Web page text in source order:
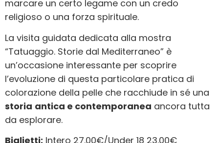
marcare un certo legame con un credo
religioso o una forza spirituale.
La visita guidata dedicata alla mostra
“Tatuaggio. Storie dal Mediterraneo” è
un’occasione interessante per scoprire
l’evoluzione di questa particolare pratica di
colorazione della pelle che racchiude in sé una
storia antica e contemporanea ancora tutta
da esplorare.
Biglietti: Intero 27.00€/Under 18 23.00€